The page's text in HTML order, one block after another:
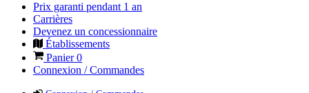
Prix garanti pendant 1 an
Carrières
Devenez un concessionnaire
Établissements
Panier0
Connexion / Commandes